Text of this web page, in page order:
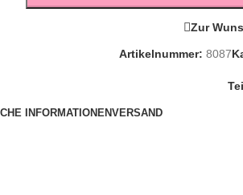
Zur
Artikelnummer:8087
INFORMATIONENVERSAND